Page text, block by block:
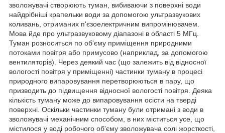
зволожувачі створюють туман, вибиваючи з поверхні води
найдрібніші крапельки води за допомогою ультразвукових
коливань, отриманих п'єзоелектричним випромінювачем.
Мова йде про ультразвуковому діапазоні в області 5 МГц.
Туман розноситься по об'єму приміщення природними
потоками повітря або примусово (наприклад, за допомогою
вентиляторів). Через деякий час (що залежить від відносної
вологості повітря у приміщенні) частинки туману в процесі
природного випаровування перетворюються в пару, що
призводить до підвищення відносної вологості повітря. Деяка
кількість туману може до випаровування осісти на тверді
поверхні. Оскільки частинки туману були отримані з води в
зволожувачі механічним способом, в них міститься усе, що
містилося у воді робочого об'єму зволожувача солі жорсткості,